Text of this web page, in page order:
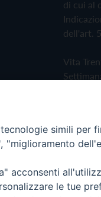
di cui al
dell'art.
Vita
Privacy
- Vita Trentina
simili per
"miglioramento
acconsenti
le tue